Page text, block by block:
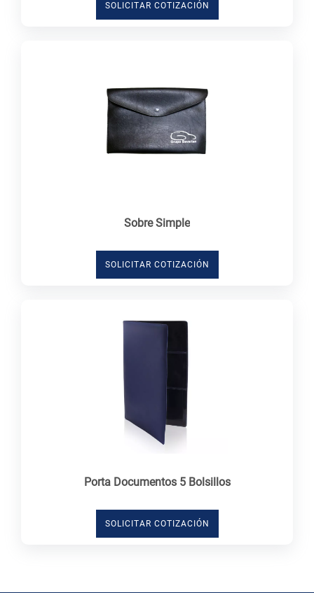
SOLICITAR COTIZACIÓN
Sobre Simple
SOLICITAR COTIZACIÓN
Porta Documentos 5 Bolsillos
SOLICITAR COTIZACIÓN